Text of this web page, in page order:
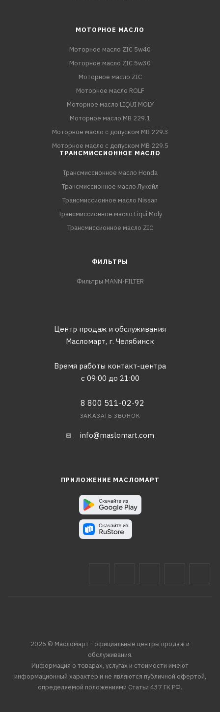
МОТОРНОЕ МАСЛО
Моторное масло ZIC 5w40
Моторное масло ZIC 5w30
Моторное масло ZIC
Моторное масло ROLF
Моторное масло LIQUI MOLY
Моторное масло MB 229.1
Моторное масло с допуском MB 229.3
Моторное масло с допуском MB 229.5
ТРАНСМИССИОННОЕ МАСЛО
Трансмиссионное масло Honda
Трансмиссионное масло Лукойл
Трансмиссионное масло Nissan
Трансмиссионное масло Liqui Moly
Трансмиссионное масло ZIC
ФИЛЬТРЫ
Фильтры MANN-FILTER
Центр продаж и обслуживания
Масломарт, г. Челябинск
Время работы контакт-центра
с 09:00 до 21:00
8 800 511-02-92
ЗАКАЗАТЬ ЗВОНОК
info@maslomart.com
ПРИЛОЖЕНИЕ МАСЛОМАРТ
2026 © Масломарт - официальные центры продаж и
обслуживания.
Информация о товарах, услугах и стоимости имеют
информационный характер и не являются публичной офертой,
определяемой положениями Статьи 437 ГК РФ.